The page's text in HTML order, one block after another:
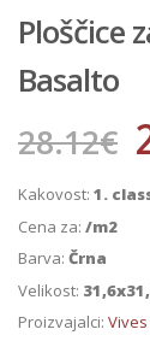
Ploščice
Basalto
28.12€
Kakovost: 1.
Cena za: /m2
Barva: Črna
Velikost:
Proizvajalci: